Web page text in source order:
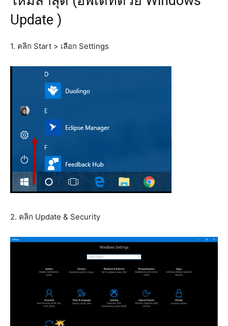
Update )
1. คลิก Start > เลือก Settings
2. คลิก Update & Security